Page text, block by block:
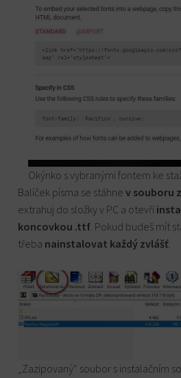
Okýnko s vybranými fontem ke
Balíček písma se stáhnev souboru
extrahuj do složky v PC a otevři
koncovkou .ttf. Pokud budeš mít
třeba nainstalovat každý zvlášť.
„Zazipovaný“ soubor s instalačním